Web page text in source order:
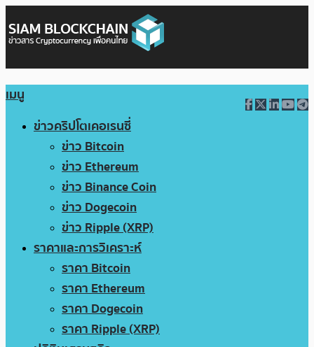
เมนู
ข่าวคริปโตเคอเรนซี่
ข่าว Bitcoin
ข่าว Ethereum
ข่าว Binance Coin
ข่าว Dogecoin
ข่าว Ripple (XRP)
ราคาและการวิเคราะห์
ราคา Bitcoin
ราคา Ethereum
ราคา Dogecoin
ราคา Ripple (XRP)